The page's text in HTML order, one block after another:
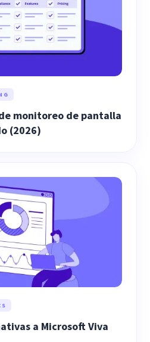
monitoreo de pantalla
(2026)
a Microsoft Viva